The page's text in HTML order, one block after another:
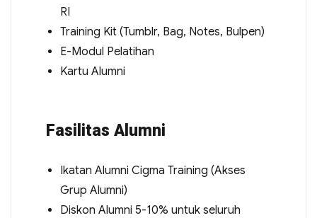
RI
Training Kit (Tumblr, Bag, Notes, Bulpen)
E-Modul Pelatihan
Kartu Alumni
Fasilitas Alumni
Ikatan Alumni Cigma Training (Akses
Grup Alumni)
Diskon Alumni 5-10% untuk seluruh